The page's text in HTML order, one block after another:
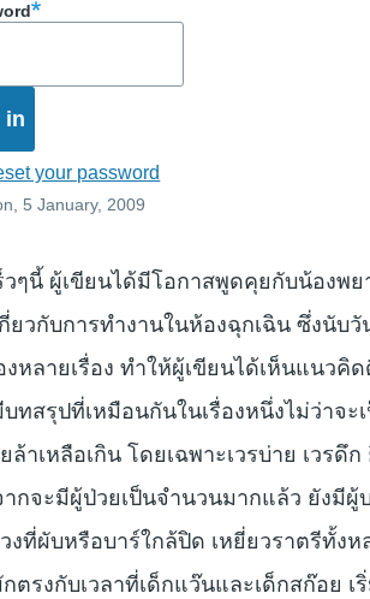
your password
, 5 January, 2009
วๆนี้ ผู้เขียนได้มีโอกาสพูดคุยกับน้อง
ยวกับการทำงานในห้องฉุกเฉิน ซึ่งนับ
งหลายเรื่อง ทำให้ผู้เขียนได้เห็นแนว
ทสรุปที่เหมือนกันในเรื่องหนึ่งไม่ว่าจ
ล้าเหลือเกิน โดยเฉพาะเวรบ่าย เวรดึ
กจะมีผู้ป่วยเป็นจำนวนมากแล้ว ยังมีผู้
งที่ผับหรือบาร์ใกล้ปิด เหยี่ยวราตรีทั้ง
ตรงกับเวลาที่เด็กแว๊นและเด็กสก๊อย